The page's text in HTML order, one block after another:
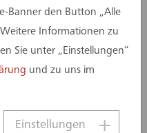
Banner den Button „Alle
Informationen zu
Sie unter „Einstellungen“
und zu uns im
Einstellungen